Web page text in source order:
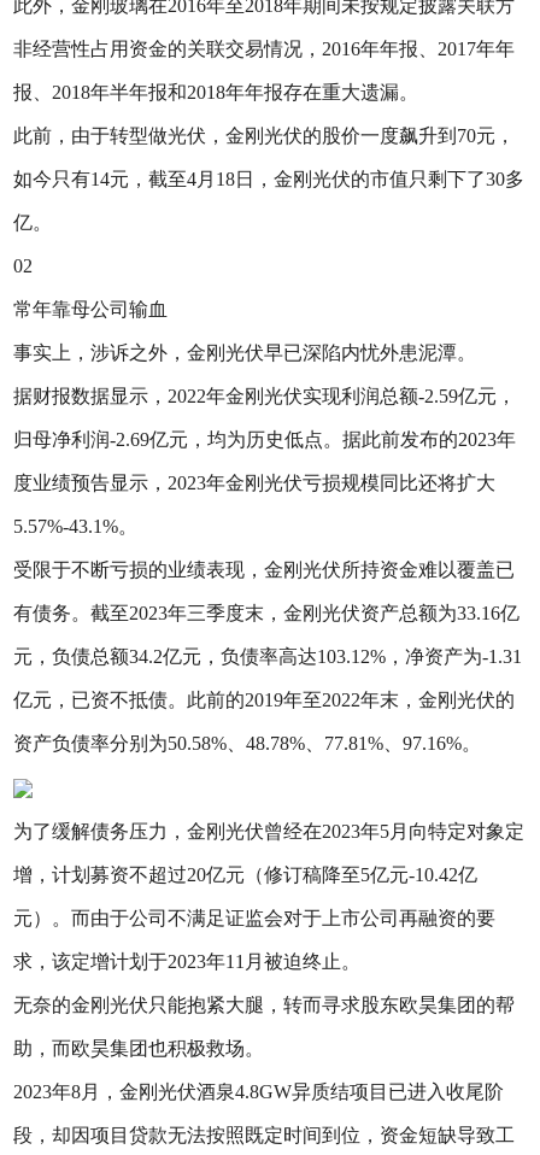
此外，金刚玻璃在2016年至2018年期间未按规定披露关联方
非经营性占用资金的关联交易情况，2016年年报、2017年年
报、2018年半年报和2018年年报存在重大遗漏。
此前，由于转型做光伏，金刚光伏的股价一度飙升到70元，
如今只有14元，截至4月18日，金刚光伏的市值只剩下了30多
亿。
02
常年靠母公司输血
事实上，涉诉之外，金刚光伏早已深陷内忧外患泥潭。
据财报数据显示，2022年金刚光伏实现利润总额-2.59亿元，
归母净利润-2.69亿元，均为历史低点。据此前发布的2023年
度业绩预告显示，2023年金刚光伏亏损规模同比还将扩大
5.57%-43.1%。
受限于不断亏损的业绩表现，金刚光伏所持资金难以覆盖已
有债务。截至2023年三季度末，金刚光伏资产总额为33.16亿
元，负债总额34.2亿元，负债率高达103.12%，净资产为-1.31
亿元，已资不抵债。此前的2019年至2022年末，金刚光伏的
资产负债率分别为50.58%、48.78%、77.81%、97.16%。
为了缓解债务压力，金刚光伏曾经在2023年5月向特定对象定
增，计划募资不超过20亿元（修订稿降至5亿元-10.42亿
元）。而由于公司不满足证监会对于上市公司再融资的要
求，该定增计划于2023年11月被迫终止。
无奈的金刚光伏只能抱紧大腿，转而寻求股东欧昊集团的帮
助，而欧昊集团也积极救场。
2023年8月，金刚光伏酒泉4.8GW异质结项目已进入收尾阶
段，却因项目贷款无法按照既定时间到位，资金短缺导致工